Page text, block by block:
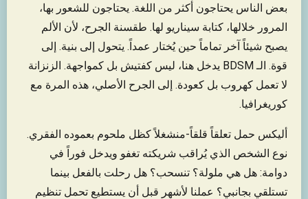
بعض الناس يحتاجون أكثر من اللغة. يحتاجون للشعور بها،
المرور خلالها، كتابة سيناريو لها. طقسنة الجرح، لأن الألم
يصبح شيئاً آخر تماماً حين يُختار عمداً. يتحول إلى بنية. إلى
قوة. الـ BDSM يدخل هنا، ليس كفتيش بل كمواجهة. الزنزانة
لا تعمل كهروب بل كعودة. إلى الجرح الأصلي، هذه المرة مع
كوريغرافيا.
أليكس حمل تعلقاً قلقاً-منشغلاً كظل ملحوم بعموده الفقري.
نوع الشخص الذي يُراقب شريكته تغفو ويدخل فوراً في
دوامة: هل هي ملولة؟ تنسحب؟ هل رحلت بالفعل بينما
تستلقي بجانبي؟ عملنا لأشهر قبل أن يستطيع تحمل تنظيم